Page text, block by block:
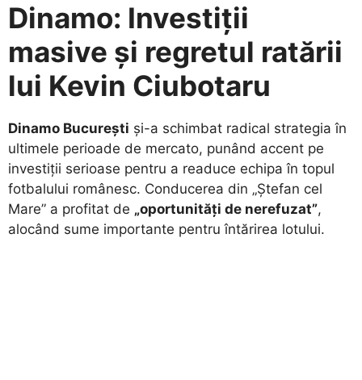
Dinamo: Investiții
masive și regretul ratării
lui Kevin Ciubotaru
Dinamo București și-a schimbat radical strategia în
ultimele perioade de mercato, punând accent pe
investiții serioase pentru a readuce echipa în topul
fotbalului românesc. Conducerea din „Ștefan cel
Mare” a profitat de „oportunități de nerefuzat”,
alocând sume importante pentru întărirea lotului.